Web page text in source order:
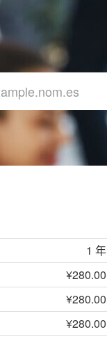
1 年
¥280.00
¥280.00
¥280.00